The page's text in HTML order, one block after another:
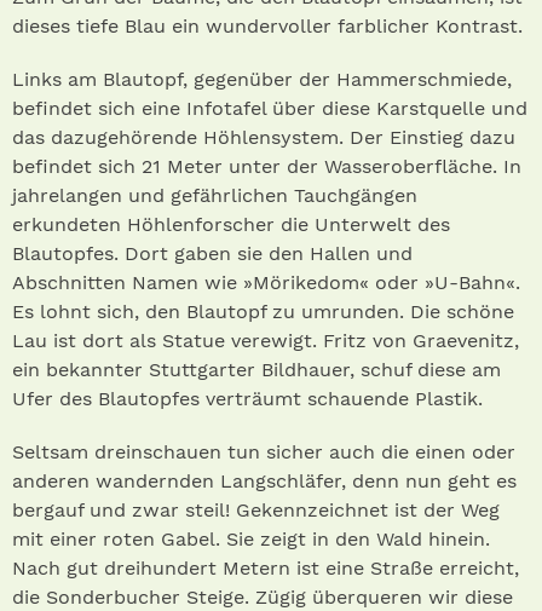
dieses tiefe Blau ein wundervoller farblicher Kontrast.
Links am Blautopf, gegenüber der Hammerschmiede,
befindet sich eine Infotafel über diese Karstquelle und
das dazugehörende Höhlensystem. Der Einstieg dazu
befindet sich 21 Meter unter der Wasseroberfläche. In
jahrelangen und gefährlichen Tauchgängen
erkundeten Höhlenforscher die Unterwelt des
Blautopfes. Dort gaben sie den Hallen und
Abschnitten Namen wie »Mörikedom« oder »U-Bahn«.
Es lohnt sich, den Blautopf zu umrunden. Die schöne
Lau ist dort als Statue verewigt. Fritz von Graevenitz,
ein bekannter Stuttgarter Bildhauer, schuf diese am
Ufer des Blautopfes verträumt schauende Plastik.
Seltsam dreinschauen tun sicher auch die einen oder
anderen wandernden Langschläfer, denn nun geht es
bergauf und zwar steil! Gekennzeichnet ist der Weg
mit einer roten Gabel. Sie zeigt in den Wald hinein.
Nach gut dreihundert Metern ist eine Straße erreicht,
die Sonderbucher Steige. Zügig überqueren wir diese